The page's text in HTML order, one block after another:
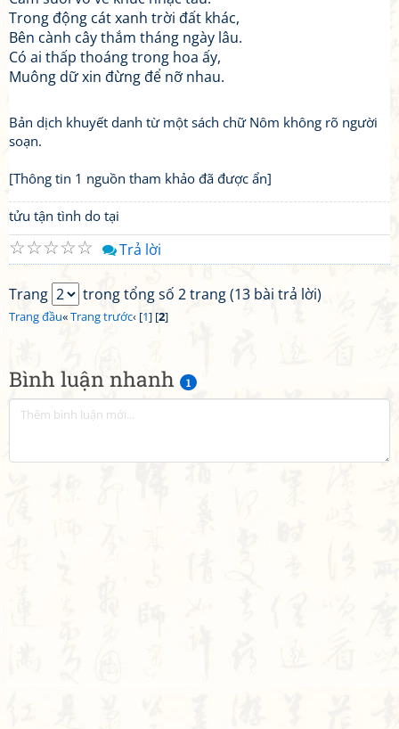
Bình luận nhanh 1
Trong động cát xanh trời đất khác,
Bên cành cây thắm tháng ngày lâu.
Có ai thấp thoáng trong hoa ấy,
Muông dữ xin đừng để nỡ nhau.
Bản dịch khuyết danh từ một sách chữ Nôm không rõ người
soạn.
[Thông tin 1 nguồn tham khảo đã được ẩn]
tửu tận tình do tại
☆
☆
☆
☆
☆ Trả lời
Trang trong tổng số 2 trang (13 bài trả lời)
Trang đầu«Trang trước‹ [1] [2]